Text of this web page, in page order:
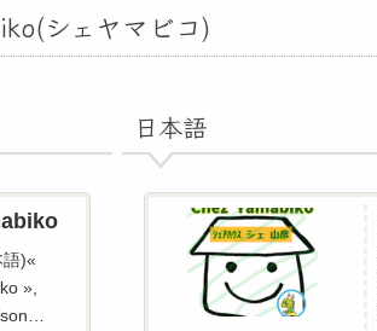
シェヤマビコ)
)«
»,
日本語